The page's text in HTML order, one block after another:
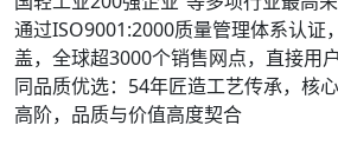
通过ISO9001:2000质量管理体系认证
盖，全球超3000个销售网点，直接用
同品质优选：54年匠造工艺传承，核
高阶，品质与价值高度契合